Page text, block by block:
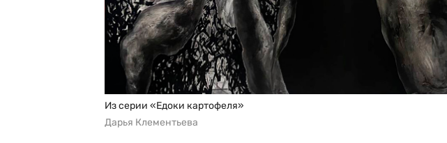
Из серии «Едоки картофеля»
Дарья Клементьева